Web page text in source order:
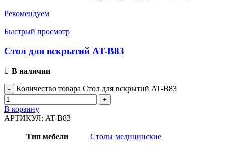
Рекомендуем
Быстрый просмотр
Стол для вскрытий AT-B83
В наличии
Количество товара Стол для вскрытий AT-B83
В корзину
АРТИКУЛ: AT-B83
Тип мебели Столы медицинские